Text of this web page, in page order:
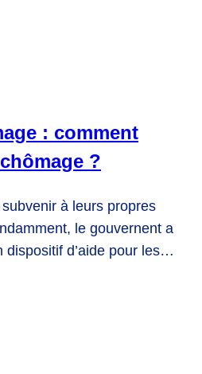
: comment
?
à leurs propres
le gouvernent a
dispositif d’aide pour les…